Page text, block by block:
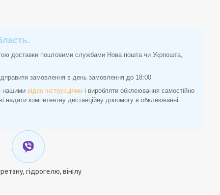
доставки поштовими службами Нова пошта чи Укрпошта,
замовлення в день замовлення до 18:00
нашими відео інструкціями і виробляти обклеювання самостійно
компетентну дистанційну допомогу в обклеюванні.
гідрогелю, вінілу